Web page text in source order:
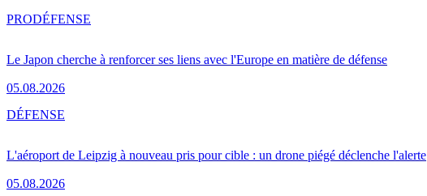
Le Japon cherche à renforcer ses liens avec l'Europe en matière de défense
05.08.2026
PRODÉFENSE
L'aéroport de Leipzig à nouveau pris pour cible : un drone piégé déclenche l'alerte
05.08.2026
DÉFENSE